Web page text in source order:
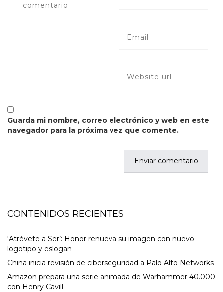
Guarda mi nombre, correo electrónico y web en este
navegador para la próxima vez que comente.
CONTENIDOS RECIENTES
‘Atrévete a Ser’: Honor renueva su imagen con nuevo
logotipo y eslogan
China inicia revisión de ciberseguridad a Palo Alto Networks
Amazon prepara una serie animada de Warhammer 40.000
con Henry Cavill